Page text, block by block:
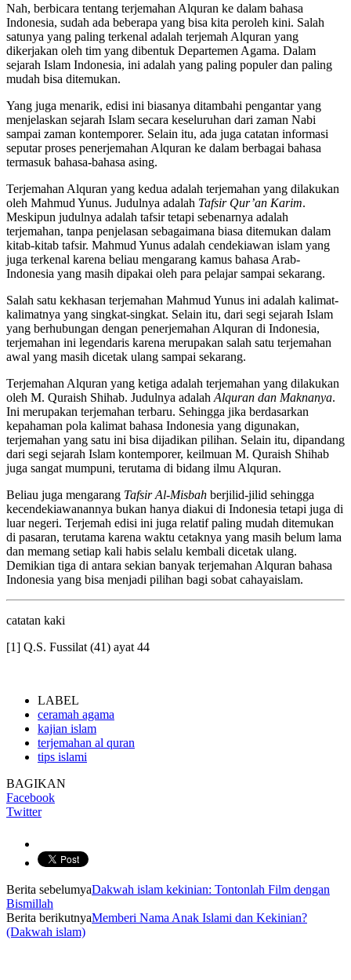
Nah, berbicara tentang terjemahan Alquran ke dalam bahasa
Indonesia, sudah ada beberapa yang bisa kita peroleh kini. Salah
satunya yang paling terkenal adalah terjemah Alquran yang
dikerjakan oleh tim yang dibentuk Departemen Agama. Dalam
sejarah Islam Indonesia, ini adalah yang paling populer dan paling
mudah bisa ditemukan.
Yang juga menarik, edisi ini biasanya ditambahi pengantar yang
menjelaskan sejarah Islam secara keseluruhan dari zaman Nabi
sampai zaman kontemporer. Selain itu, ada juga catatan informasi
seputar proses penerjemahan Alquran ke dalam berbagai bahasa
termasuk bahasa-bahasa asing.
Terjemahan Alquran yang kedua adalah terjemahan yang dilakukan
oleh Mahmud Yunus. Judulnya adalah Tafsir Qur’an Karim.
Meskipun judulnya adalah tafsir tetapi sebenarnya adalah
terjemahan, tanpa penjelasan sebagaimana biasa ditemukan dalam
kitab-kitab tafsir. Mahmud Yunus adalah cendekiawan islam yang
juga terkenal karena beliau mengarang kamus bahasa Arab-
Indonesia yang masih dipakai oleh para pelajar sampai sekarang.
Salah satu kekhasan terjemahan Mahmud Yunus ini adalah kalimat-
kalimatnya yang singkat-singkat. Selain itu, dari segi sejarah Islam
yang berhubungan dengan penerjemahan Alquran di Indonesia,
terjemahan ini legendaris karena merupakan salah satu terjemahan
awal yang masih dicetak ulang sampai sekarang.
Terjemahan Alquran yang ketiga adalah terjemahan yang dilakukan
oleh M. Quraish Shihab. Judulnya adalah Alquran dan Maknanya.
Ini merupakan terjemahan terbaru. Sehingga jika berdasarkan
kepahaman pola kalimat bahasa Indonesia yang digunakan,
terjemahan yang satu ini bisa dijadikan pilihan. Selain itu, dipandang
dari segi sejarah Islam kontemporer, keilmuan M. Quraish Shihab
juga sangat mumpuni, terutama di bidang ilmu Alquran.
Beliau juga mengarang Tafsir Al-Misbah berjilid-jilid sehingga
kecendekiawanannya bukan hanya diakui di Indonesia tetapi juga di
luar negeri. Terjemah edisi ini juga relatif paling mudah ditemukan
di pasaran, terutama karena waktu cetaknya yang masih belum lama
dan memang setiap kali habis selalu kembali dicetak ulang.
Demikian tiga di antara sekian banyak terjemahan Alquran bahasa
Indonesia yang bisa menjadi pilihan bagi sobat cahayaislam.
catatan kaki
[1] Q.S. Fussilat (41) ayat 44
LABEL
ceramah agama
kajian islam
terjemahan al quran
tips islami
BAGIKAN
Facebook
Twitter
Berita sebelumyaDakwah islam kekinian: Tontonlah Film dengan
Bismillah
Berita berikutnyaMemberi Nama Anak Islami dan Kekinian?
(Dakwah islam)